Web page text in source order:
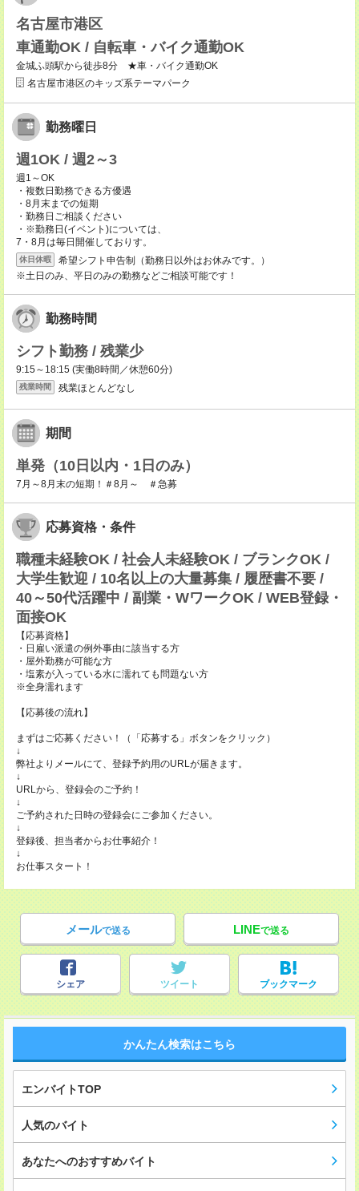
名古屋市港区
車通勤OK / 自転車・バイク通勤OK
金城ふ頭駅から徒歩8分 ★車・バイク通勤OK
名古屋市港区のキッズ系テーマパーク
勤務曜日
週1OK / 週2～3
週1～OK
・複数日勤務できる方優遇
・8月末までの短期
・勤務日ご相談ください
・※勤務日(イベント)については、
7・8月は毎日開催しておりす。
休日休暇
希望シフト申告制（勤務日以外はお休みです。）
※土日のみ、平日のみの勤務などご相談可能です！
勤務時間
シフト勤務 / 残業少
9:15～18:15 (実働8時間／休憩60分)
残業時間 残業ほとんどなし
期間
単発（10日以内・1日のみ）
7月～8月末の短期！＃8月～ ＃急募
応募資格・条件
職種未経験OK / 社会人未経験OK / ブランクOK /
大学生歓迎 / 10名以上の大量募集 / 履歴書不要 /
40～50代活躍中 / 副業・WワークOK / WEB登録・
面接OK
【応募資格】
・日雇い派遣の例外事由に該当する方
・屋外勤務が可能な方
・塩素が入っている水に濡れても問題ない方
※全身濡れます
【応募後の流れ】
まずはご応募ください！（「応募する」ボタンをクリック）
↓
弊社よりメールにて、登録予約用のURLが届きます。
↓
URLから、登録会のご予約！
↓
ご予約された日時の登録会にご参加ください。
↓
登録後、担当者からお仕事紹介！
↓
お仕事スタート！
メールで送る LINEで送る
シェア ツイート ブックマーク
かんたん検索はこちら
エンバイトTOP
人気のバイト
あなたへのおすすめバイト